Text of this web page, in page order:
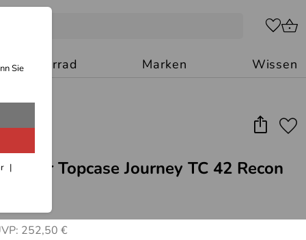
SieMotorrad Marken Wissen
Topcase Journey TC 42 Recon
252,50 €